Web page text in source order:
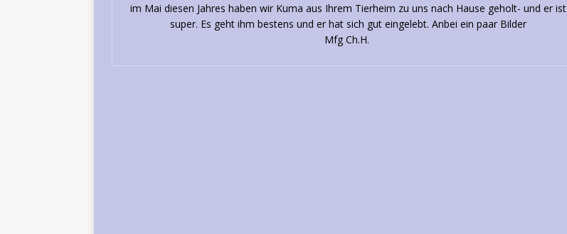
im Mai diesen Jahres haben wir Kuma aus Ihrem Tierheim zu uns nach Hause geholt- und er ist
super. Es geht ihm bestens und er hat sich gut eingelebt. Anbei ein paar Bilder
Mfg Ch.H.